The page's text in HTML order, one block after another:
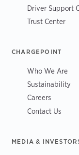
Driver Support
Trust Center
CHARGEPOINT
Who We Are
Sustainability
Careers
Contact Us
MEDIA &